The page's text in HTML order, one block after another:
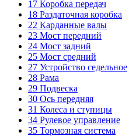
17 Коробка передач
18 Раздаточная коробка
22 Карданные валы
23 Мост передний
24 Мост задний
25 Мост средний
27 Устройство седельное
28 Рама
29 Подвеска
30 Ось передняя
31 Колеса и ступицы
34 Рулевое управление
35 Тормозная система